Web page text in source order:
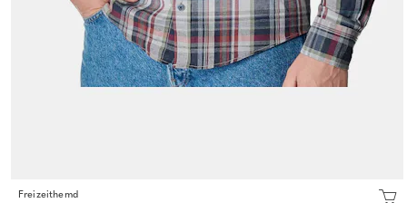
Freizeithemd